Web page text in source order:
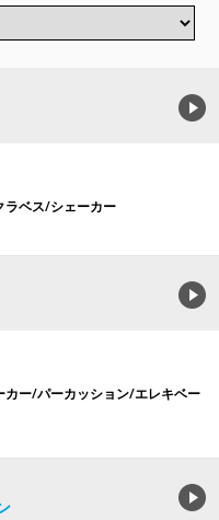
ベス/シェーカー
ー/パーカッション/エレキベー